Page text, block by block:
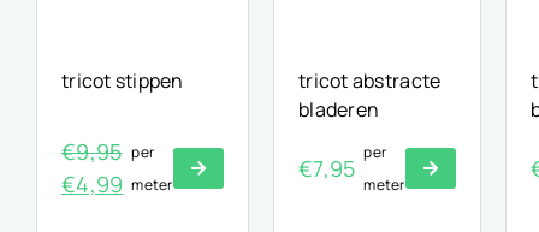
tricot stippen
€9,95
Oorspronkelijke
€4,99 Huidige
per
meter
tricot abstracte
bladeren
€7,95
per
meter